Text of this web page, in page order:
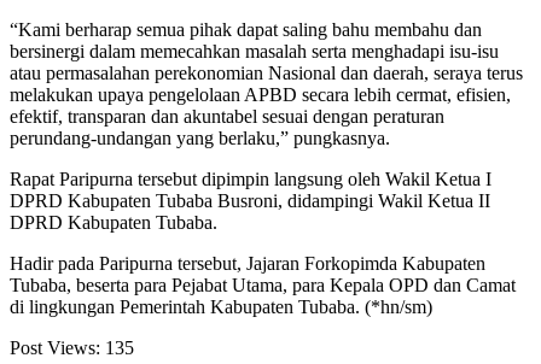
“Kami berharap semua pihak dapat saling bahu membahu dan
bersinergi dalam memecahkan masalah serta menghadapi isu-isu
atau permasalahan perekonomian Nasional dan daerah, seraya terus
melakukan upaya pengelolaan APBD secara lebih cermat, efisien,
efektif, transparan dan akuntabel sesuai dengan peraturan
perundang-undangan yang berlaku,” pungkasnya.
Rapat Paripurna tersebut dipimpin langsung oleh Wakil Ketua I
DPRD Kabupaten Tubaba Busroni, didampingi Wakil Ketua II
DPRD Kabupaten Tubaba.
Hadir pada Paripurna tersebut, Jajaran Forkopimda Kabupaten
Tubaba, beserta para Pejabat Utama, para Kepala OPD dan Camat
di lingkungan Pemerintah Kabupaten Tubaba. (*hn/sm)
Post Views: 135